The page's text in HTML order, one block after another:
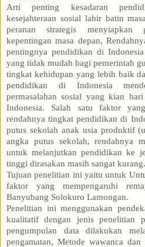
Arti penting kesadaran
kesejahteraan sosial lahir batin
peranan strategis menyiapkan
kepentingan masa depan,
pentingnya pendidikan di
yang tidak mudah bagi pemerintah
tingkat kehidupan yang lebih baik
pendidikan di Indonesia
permasalahan sosial yang kian
Indonesia. Salah satu faktor
rendahnya tingkat pendidikan di
putus sekolah anak usia produktif
angka putus sekolah, rendahnya
untuk melanjutkan pendidikan ke
tinggi dirasakan masih sangat kurang.
Tujuan penelitian ini yaitu untuk
faktor yang mempengaruhi
Banyubang Solokuro Lamongan.
Penelitian ini menggunakan
kualitatif dengan jenis penelitian
pengumpulan data dilakukan
pengamatan, Metode wawanca